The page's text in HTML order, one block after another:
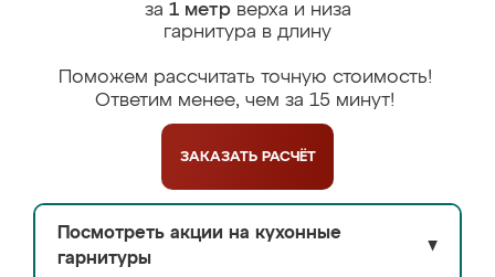
за 1 метрверха и низа
гарнитура в длину
Поможем рассчитать точную стоимость!
Ответим менее, чем за 15 минут!
ЗАКАЗАТЬ РАСЧЁТ
Посмотреть акции на кухонные
гарнитуры
▼